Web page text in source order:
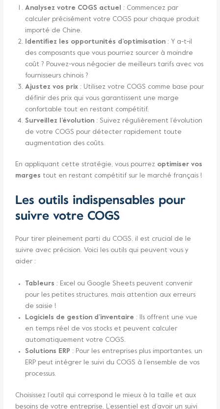
Analysez votre COGS actuel
: Commencez par
calculer précisément votre COGS pour chaque produit
importé de Chine.
Identifiez les opportunités d’optimisation : Y a-t-il
des composants que vous pourriez sourcer à moindre
coût ? Pouvez-vous négocier de meilleurs tarifs avec vos
fournisseurs chinois ?
Ajustez vos prix : Utilisez votre COGS comme base pour
définir des prix qui vous garantissent une marge
confortable tout en restant compétitif.
Surveillez l’évolution : Suivez régulièrement l’évolution
de votre COGS pour détecter rapidement toute
augmentation des coûts.
En appliquant cette stratégie, vous pourrez optimiser vos
marges tout en restant compétitif sur le marché français !
Les outils indispensables pour
suivre votre COGS
Pour tirer pleinement parti du COGS, il est crucial de le
suivre avec précision. Voici les outils qui peuvent vous y
aider :
Tableurs : Excel ou Google Sheets peuvent convenir
pour les petites structures, mais attention aux erreurs
de saisie !
Logiciels de gestion d’inventaire : Ils offrent une vue
en temps réel de vos stocks et peuvent calculer
automatiquement votre COGS.
Solutions ERP : Pour les entreprises plus importantes, un
ERP peut intégrer le suivi du COGS à l’ensemble de vos
processus.
Choisissez l’outil qui correspond le mieux à la taille et aux
besoins de votre entreprise. L’essentiel est d’avoir un suivi